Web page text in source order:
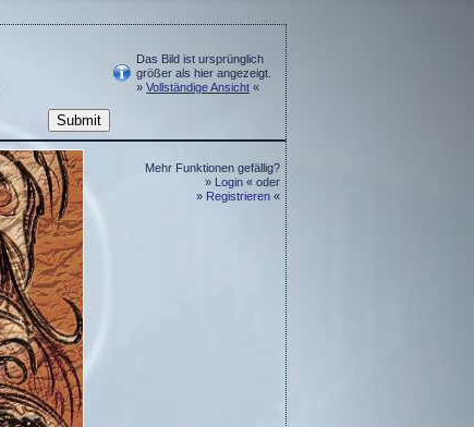
Das Bild ist ursprünglich
größer als hier angezeigt.
» Vollständige Ansicht «
Mehr Funktionen gefällig?
» Login « oder
» Registrieren «